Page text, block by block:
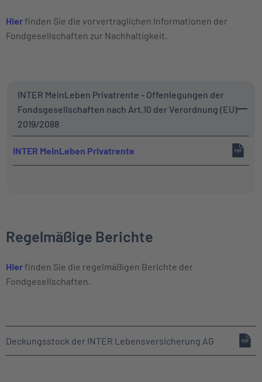
Hierfinden Sie die vorvertraglichen Informationen der
Fondgesellschaften zur Nachhaltigkeit.
INTER MeinLeben Privatrente - Offenlegungen der
Fondsgesellschaften nach Art.10 der Verordnung (EU)
2019/2088
INTER MeinLeben Privatrente
Regelmäßige Berichte
Hierfinden Sie die regelmäßigen Berichte der
Fondgesellschaften.
Deckungsstock der INTER Lebensversicherung AG